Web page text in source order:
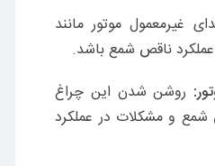
غیرمعمول موتور مانند
عملکرد ناقص شمع باشد.
روشن شدن این چراغ
شمع و مشکلات در عملکرد